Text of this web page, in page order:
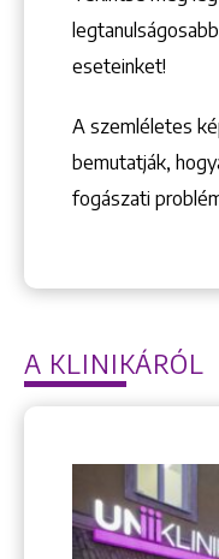
legtanulságosabb
eseteinket!
A szemléletes
bemutatják,
fogászati
A KLINIKÁRÓL